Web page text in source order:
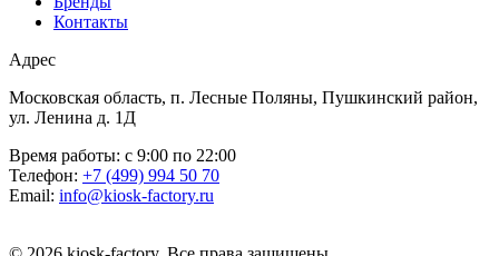
Контакты
Адрес
Московская область, п. Лесные Поляны, Пушкинский район,
ул. Ленина д. 1Д
Время работы: с 9:00 по 22:00
Телефон: +7 (499) 994 50 70
Email: info@kiosk-factory.ru